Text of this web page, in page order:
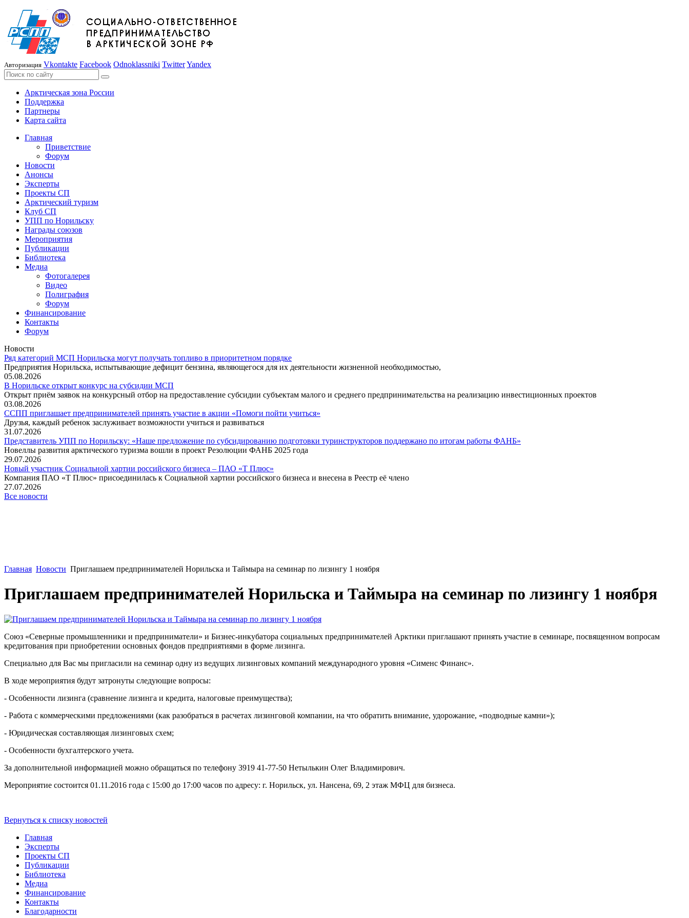
Авторизация Vkontakte Facebook Odnoklassniki TwitterYandex
Арктическая зона России
Поддержка
Партнеры
Карта сайта
Главная
Приветствие
Форум
Новости
Анонсы
Эксперты
Проекты СП
Арктический туризм
Клуб СП
УПП по Норильску
Награды союзов
Мероприятия
Публикации
Библиотека
Медиа
Фотогалерея
Видео
Полиграфия
Форум
Финансирование
Контакты
Форум
Новости
Ряд категорий МСП Норильска могут получать топливо в приоритетном порядке
Предприятия Норильска, испытывающие дефицит бензина, являющегося для их деятельности жизненной необходимостью,
05.08.2026
В Норильске открыт конкурс на субсидии МСП
Открыт приём заявок на конкурсный отбор на предоставление субсидии субъектам малого и среднего предпринимательства на реализацию инвестиционных проектов
03.08.2026
ССПП приглашает предпринимателей принять участие в акции «Помоги пойти учиться»
Друзья, каждый ребенок заслуживает возможности учиться и развиваться
31.07.2026
Представитель УПП по Норильску: «Наше предложение по субсидированию подготовки туринструкторов поддержано по итогам работы ФАНБ»
Новеллы развития арктического туризма вошли в проект Резолюции ФАНБ 2025 года
29.07.2026
Новый участник Социальной хартии российского бизнеса – ПАО «Т Плюс»
Компания ПАО «Т Плюс» присоединилась к Социальной хартии российского бизнеса и внесена в Реестр её члено
27.07.2026
Все новости
Главная Новости Приглашаем предпринимателей Норильска и Таймыра на семинар по лизингу 1 ноября
Приглашаем предпринимателей Норильска и Таймыра на семинар по лизингу 1 ноября
Союз «Северные промышленники и предприниматели» и Бизнес-инкубатора социальных предпринимателей Арктики приглашают принять участие в семинаре, посвященном вопросам
кредитования при приобретении основных фондов предприятиями в форме лизинга.
Специально для Вас мы пригласили на семинар одну из ведущих лизинговых компаний международного уровня «Сименс Финанс».
В ходе мероприятия будут затронуты следующие вопросы:
- Особенности лизинга (сравнение лизинга и кредита, налоговые преимущества);
- Работа с коммерческими предложениями (как разобраться в расчетах лизинговой компании, на что обратить внимание, удорожание, «подводные камни»);
- Юридическая составляющая лизинговых схем;
- Особенности бухгалтерского учета.
За дополнительной информацией можно обращаться по телефону 3919 41-77-50 Нетылькин Олег Владимирович.
Мероприятие состоится 01.11.2016 года с 15:00 до 17:00 часов по адресу: г. Норильск, ул. Нансена, 69, 2 этаж МФЦ для бизнеса.
Вернуться к списку новостей
Главная
Эксперты
Проекты СП
Публикации
Библиотека
Медиа
Финансирование
Контакты
Благодарности